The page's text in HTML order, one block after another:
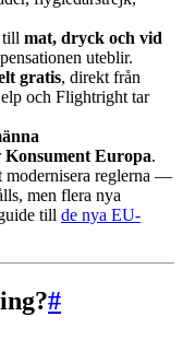
till mat, dryck och vid
uteblir.
gratis, direkt från
och Flightright tar
Konsument Europa.
modernisera reglerna —
men flera nya
till de nya EU-
#